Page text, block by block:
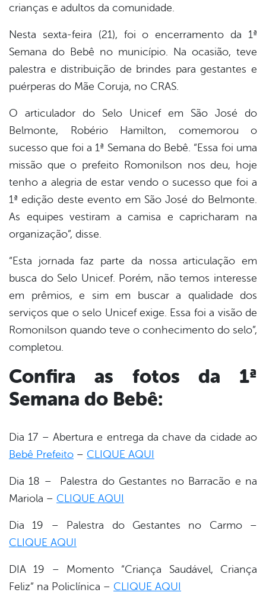
crianças e adultos da comunidade.
Nesta sexta-feira (21), foi o encerramento da 1ª
Semana do Bebê no município. Na ocasião, teve
palestra e distribuição de brindes para gestantes e
puérperas do Mãe Coruja, no CRAS.
O articulador do Selo Unicef em São José do
Belmonte, Robério Hamilton, comemorou o
sucesso que foi a 1ª Semana do Bebê. “Essa foi uma
missão que o prefeito Romonilson nos deu, hoje
tenho a alegria de estar vendo o sucesso que foi a
1ª edição deste evento em São José do Belmonte.
As equipes vestiram a camisa e capricharam na
organização”, disse.
“Esta jornada faz parte da nossa articulação em
busca do Selo Unicef. Porém, não temos interesse
em prêmios, e sim em buscar a qualidade dos
serviços que o selo Unicef exige. Essa foi a visão de
Romonilson quando teve o conhecimento do selo”,
completou.
Confira as fotos da 1ª
Semana do Bebê:
Dia 17 – Abertura e entrega da chave da cidade ao
Bebê Prefeito – CLIQUE AQUI
Dia 18 – Palestra do Gestantes no Barracão e na
Mariola – CLIQUE AQUI
Dia 19 – Palestra do Gestantes no Carmo –
CLIQUE AQUI
DIA 19 – Momento “Criança Saudável, Criança
Feliz” na Policlínica – CLIQUE AQUI